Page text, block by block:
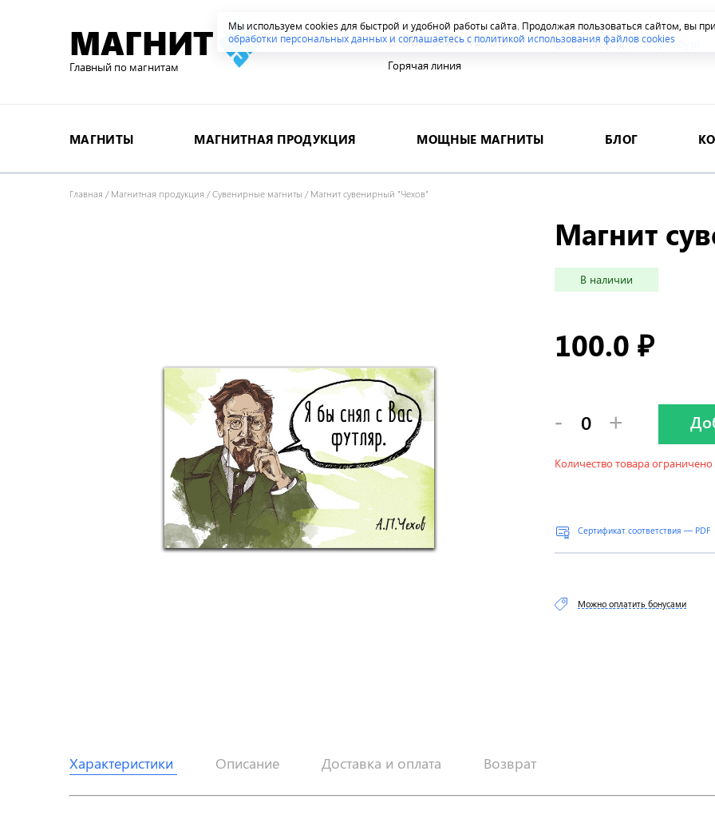
Мы используем cookies для быстрой и удобной работы сайта. Продолжая пользоваться сайтом, вы
обработки персональных данных и соглашаетесь с политикой использования файлов cookies
МАГНИТ
Главный по магнитам
8 800 555-42-96
Горячая линия
Ваш город: Екатеринбург
МАГНИТЫ МАГНИТНАЯ ПРОДУКЦИЯ МОЩНЫЕ МАГНИТЫ БЛОГ
Главная /Магнитная продукция /Сувенирные магниты /Магнит сувенирный "Чехов"
Магнит
В наличии
100.0 ₽
- +
Количество товара ограничено
Сертификат соответствия — PDF
Можно оплатить бонусами
Характеристики Описание Доставка и оплата Возврат